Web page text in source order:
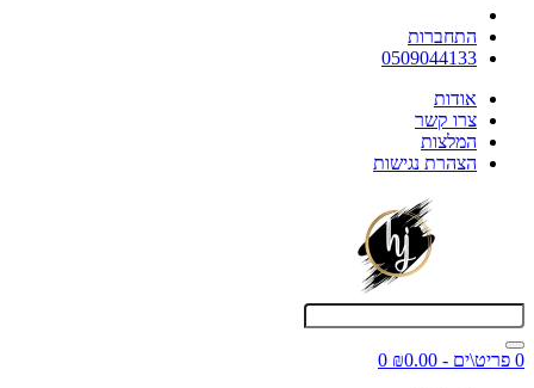
התחברות
0509044133
אודות
צרו קשר
המלצות
הצהרת נגישות
0 פריט\ים - ₪0.00
0